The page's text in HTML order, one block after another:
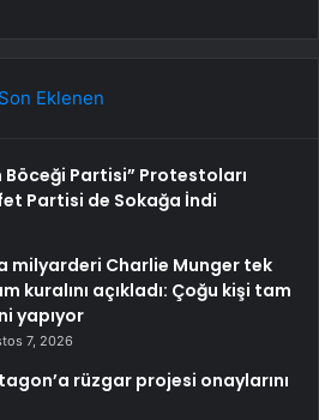
Son Eklenen
Böceği Partisi” Protestoları
Partisi de Sokağa İndi
milyarderi Charlie Munger tek
kuralını açıkladı: Çoğu kişi tam
yapıyor
7, 2026
rüzgar projesi onaylarını